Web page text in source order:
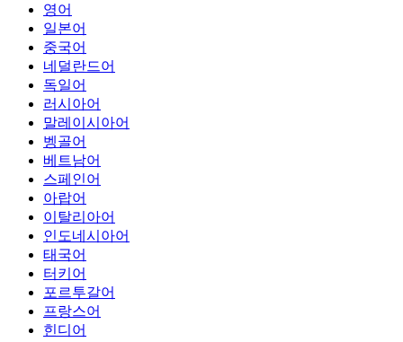
영어
일본어
중국어
네덜란드어
독일어
러시아어
말레이시아어
벵골어
베트남어
스페인어
아랍어
이탈리아어
인도네시아어
태국어
터키어
포르투갈어
프랑스어
힌디어